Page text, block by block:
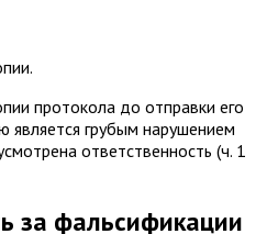
протокола до отправки его
грубым нарушением
ответственность (ч. 1
за фальсификации